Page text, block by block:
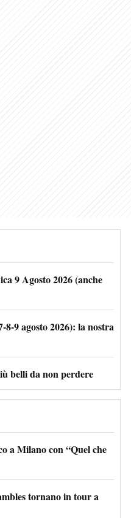
9 Agosto 2026 (anche
9 agosto 2026): la nostra
belli da non perdere
a Milano con “Quel che
tornano in tour a